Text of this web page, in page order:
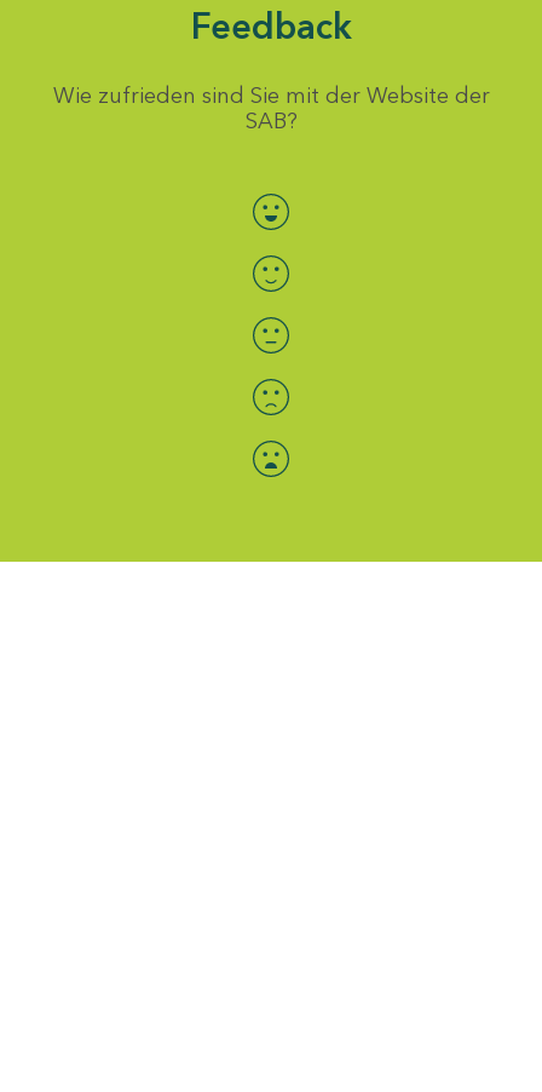
Feedback
Wie zufrieden sind Sie mit der Website der
SAB?
Bewertung auswählen